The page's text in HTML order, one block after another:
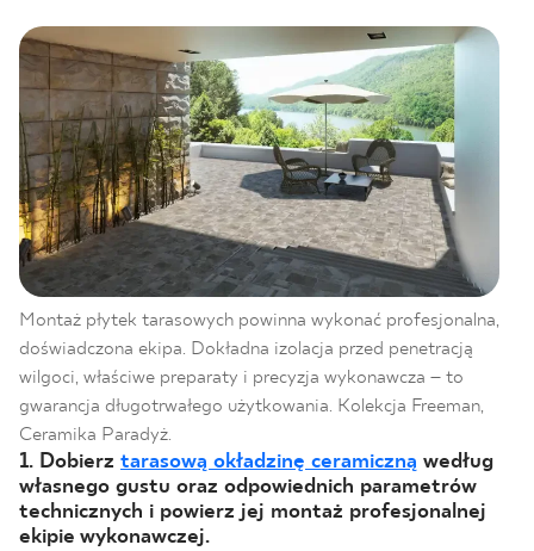
O NAS
KARIERA
MÓJ PROFIL
KONTAKT
PL EN SK DE UK RU
Montaż płytek tarasowych powinna wykonać profesjonalna,
doświadczona ekipa. Dokładna izolacja przed penetracją
wilgoci, właściwe preparaty i precyzja wykonawcza – to
gwarancja długotrwałego użytkowania. Kolekcja Freeman,
Ceramika Paradyż.
1. Dobierz tarasową okładzinę ceramiczną według
własnego gustu oraz odpowiednich parametrów
technicznych i powierz jej montaż profesjonalnej
ekipie wykonawczej.